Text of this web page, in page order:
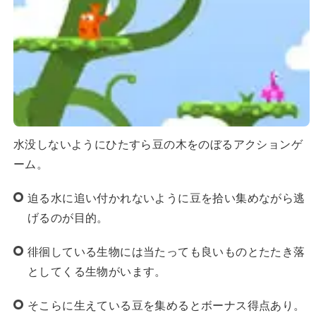
水没しないようにひたすら豆の木をのぼるアクションゲ
ーム。
迫る水に追い付かれないように豆を拾い集めながら逃
げるのが目的。
徘徊している生物には当たっても良いものとたたき落
としてくる生物がいます。
そこらに生えている豆を集めるとボーナス得点あり。